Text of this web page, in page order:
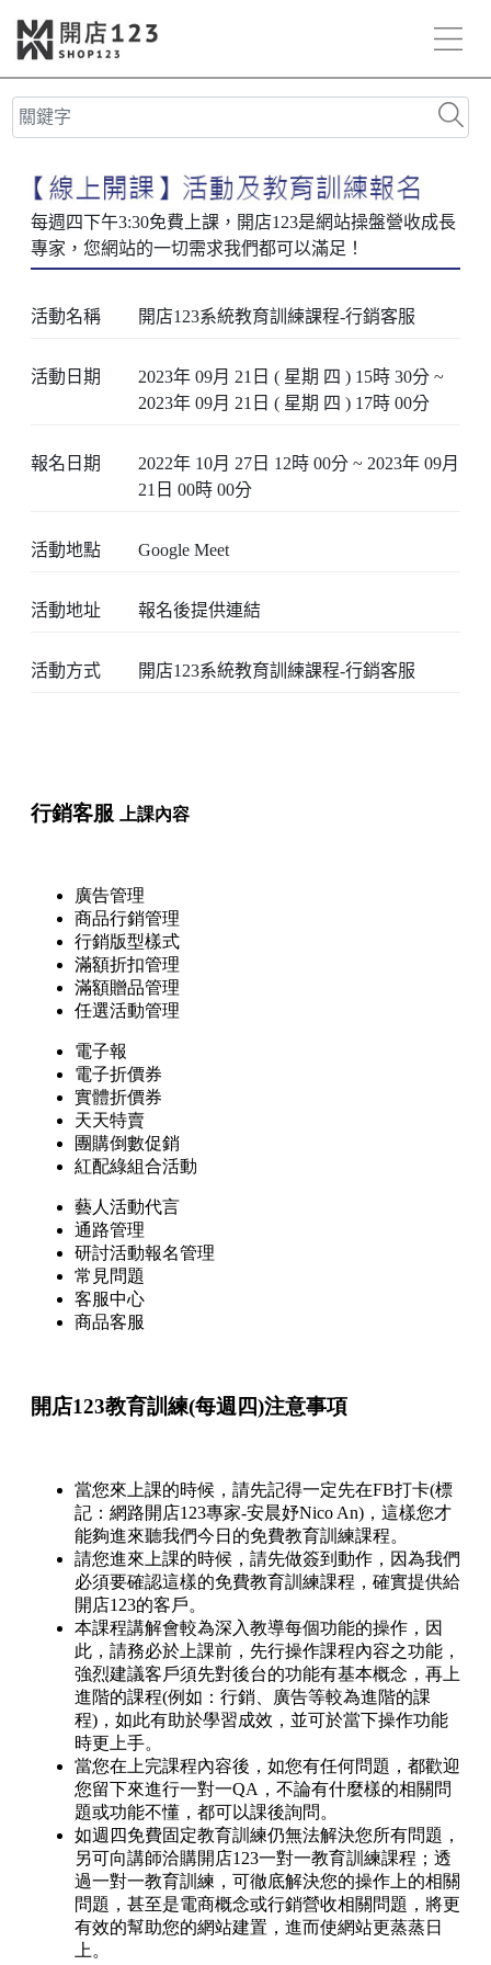
活動名稱 開店123系統教育訓練課程-行銷客服
活動日期
2023年 09月 21日 ( 星期 四 ) 15時 30分 ~
2023年 09月 21日 ( 星期 四 ) 17時 00分
報名日期
2022年 10月 27日 12時 00分 ~ 2023年 09月
21日 00時 00分
活動地點 Google Meet
活動地址 報名後提供連結
活動方式 開店123系統教育訓練課程-行銷客服